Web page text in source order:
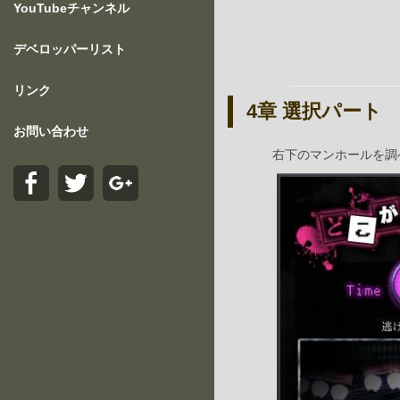
YouTubeチャンネル
デベロッパーリスト
リンク
お問い合わせ
4章 選択パート
右下のマンホールを調